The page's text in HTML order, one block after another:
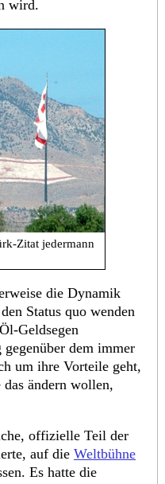
wird.
Zitat jedermann
die Dynamik
Status quo wenden
Geldsegen
gegenüber dem immer
um ihre Vorteile geht,
ändern wollen,
offizielle Teil der
auf die Weltbühne
Es hatte die